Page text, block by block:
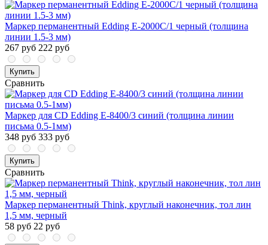
Маркер перманентный Edding E-2000C/1 черный (толщина
линии 1.5-3 мм)
267 руб 222 руб
Купить
Сравнить
Маркер для CD Edding E-8400/3 синий (толщина линии
письма 0.5-1мм)
348 руб 333 руб
Купить
Сравнить
Маркер перманентный Think, круглый наконечник, тол лин
1,5 мм, черный
58 руб 22 руб